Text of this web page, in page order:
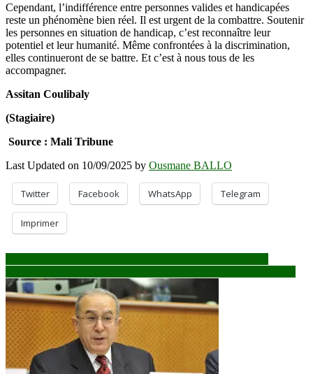
Cependant, l’indifférence entre personnes valides et handicapées
reste un phénomène bien réel. Il est urgent de la combattre. Soutenir
les personnes en situation de handicap, c’est reconnaître leur
potentiel et leur humanité. Même confrontées à la discrimination,
elles continueront de se battre. Et c’est à nous tous de les
accompagner.
Assitan Coulibaly
(Stagiaire)
Source : Mali Tribune
Last Updated on 10/09/2025 by Ousmane BALLO
Twitter Facebook WhatsApp Telegram
Imprimer
Navigation
de
l’article